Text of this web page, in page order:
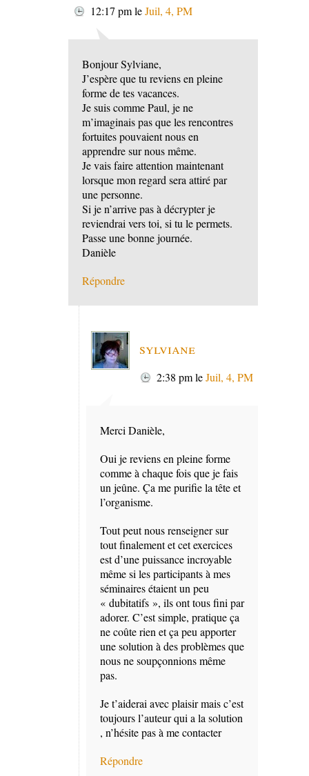
12:17 pmleJuil, 4, PM
Bonjour Sylviane,
J’espère que tu reviens en pleine
forme de tes vacances.
Je suis comme Paul, je ne
m’imaginais pas que les rencontres
fortuites pouvaient nous en
apprendre sur nous même.
Je vais faire attention maintenant
lorsque mon regard sera attiré par
une personne.
Si je n’arrive pas à décrypter je
reviendrai vers toi, si tu le permets.
Passe une bonne journée.
Danièle
Répondre
sylviane
2:38 pmleJuil, 4, PM
Merci Danièle,
Oui je reviens en pleine forme
comme à chaque fois que je fais
un jeûne. Ça me purifie la tête et
l’organisme.
Tout peut nous renseigner sur
tout finalement et cet exercices
est d’une puissance incroyable
même si les participants à mes
séminaires étaient un peu
« dubitatifs », ils ont tous fini par
adorer. C’est simple, pratique ça
ne coûte rien et ça peu apporter
une solution à des problèmes que
nous ne soupçonnions même
pas.
Je t’aiderai avec plaisir mais c’est
toujours l’auteur qui a la solution
, n’hésite pas à me contacter
Répondre